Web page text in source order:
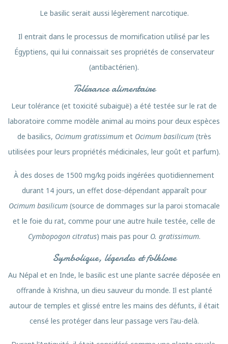
Le basilic serait aussi légèrement narcotique.
Il entrait dans le processus de momification utilisé par les
Égyptiens, qui lui connaissait ses propriétés de conservateur
(antibactérien).
Tolérance alimentaire
Leur tolérance (et toxicité subaiguë) a été testée sur le rat de
laboratoire comme modèle animal au moins pour deux espèces
de basilics, Ocimum gratissimum etOcimum basilicum(très
utilisées pour leurs propriétés médicinales, leur goût et parfum).
À des doses de 1500 mg/kg poids ingérées quotidiennement
durant 14 jours, un effet dose-dépendant apparaît pour
Ocimum basilicum(source de dommages sur la paroi stomacale
et le foie du rat, comme pour une autre huile testée, celle de
Cymbopogon citratus) mais pas pour O. gratissimum.
Symbolique, légendes et folklore
Au Népal et en Inde, le basilic est une plante sacrée déposée en
offrande à Krishna, un dieu sauveur du monde. Il est planté
autour de temples et glissé entre les mains des défunts, il était
censé les protéger dans leur passage vers l'au-delà.